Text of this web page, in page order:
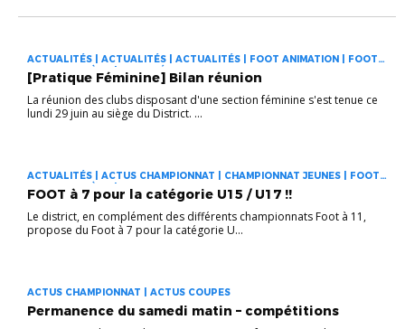
ACTUALITÉS | ACTUALITÉS | ACTUALITÉS | FOOT ANIMATION | FOOT
DES JEUNES À 11 | FOOT FÉMININ
[Pratique Féminine] Bilan réunion
La réunion des clubs disposant d'une section féminine s'est tenue ce
lundi 29 juin au siège du District. ...
ACTUALITÉS | ACTUS CHAMPIONNAT | CHAMPIONNAT JEUNES | FOOT
DES JEUNES À 11 | INFOS PRATIQUES
FOOT à 7 pour la catégorie U15 / U17 !!
Le district, en complément des différents championnats Foot à 11,
propose du Foot à 7 pour la catégorie U...
ACTUS CHAMPIONNAT | ACTUS COUPES
Permanence du samedi matin – compétitions